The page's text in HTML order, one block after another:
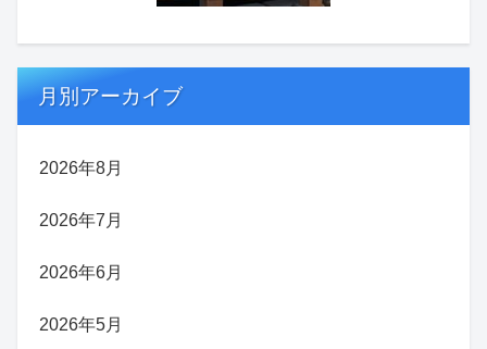
月別アーカイブ
2026年8月
2026年7月
2026年6月
2026年5月